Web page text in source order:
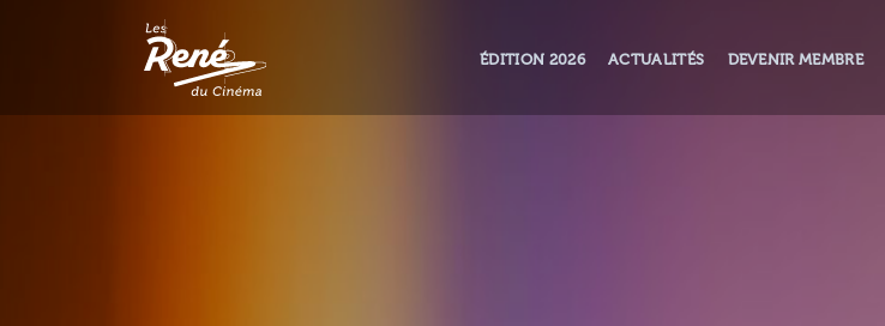
ÉDITION 2026 ACTUALITÉS DEVENIR MEMBRE